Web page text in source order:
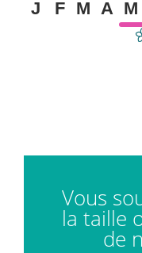
J F M A M
Vous
la taille
de